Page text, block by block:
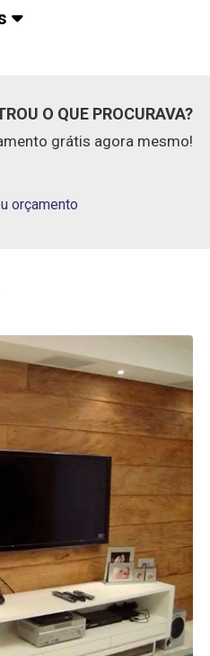
O QUE PROCURAVA?
grátis agora mesmo!
orçamento